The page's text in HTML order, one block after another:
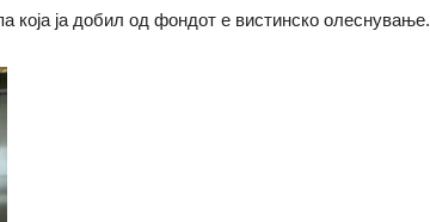
која ја добил од фондот е вистинско олеснување.